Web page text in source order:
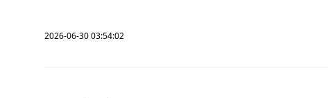
2026-06-30 03:54:02